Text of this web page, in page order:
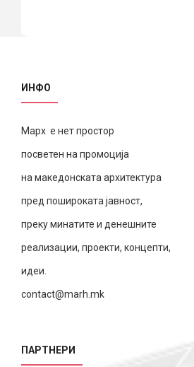
ИНФО
Марх е нет простор
посветен на промоција
на македонската архитектура
пред пошироката јавност,
преку минатите и денешните
реализации, проекти, концепти,
идеи.
contact@marh.mk
ПАРТНЕРИ